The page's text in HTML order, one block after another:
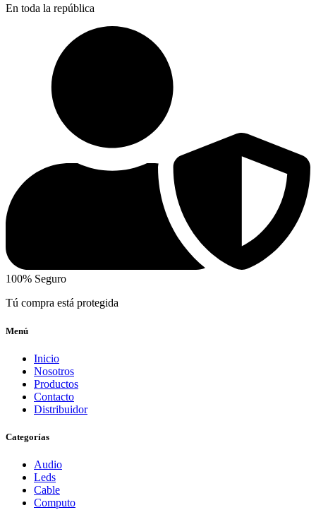
En toda la república
100% Seguro
Tú compra está protegida
Menú
Inicio
Nosotros
Productos
Contacto
Distribuidor
Categorías
Audio
Leds
Cable
Computo